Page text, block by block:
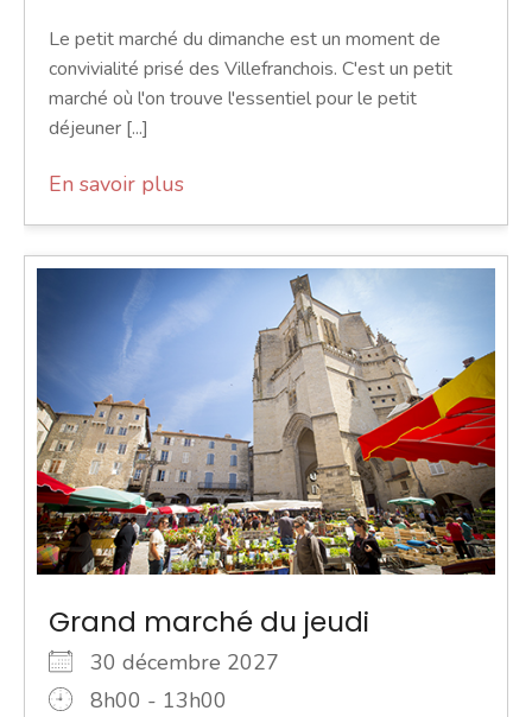
Le petit marché du dimanche est un moment de
convivialité prisé des Villefranchois. C'est un petit
marché où l'on trouve l'essentiel pour le petit
déjeuner [...]
En savoir plus
Grand marché du jeudi
30 décembre 2027
8h00 - 13h00